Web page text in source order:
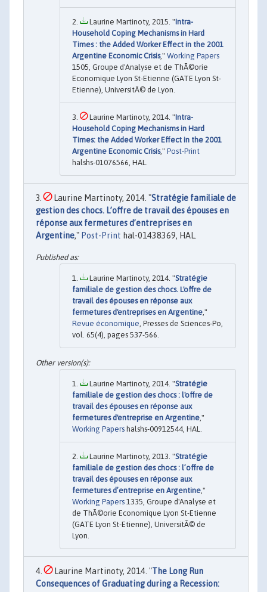
Laurine Martinoty, 2015. "Intra-
Household Coping Mechanisms in Hard
Times : the Added Worker Effect in the 2001
Argentine Economic Crisis," Working Papers
1505, Groupe d'Analyse et de ThÃ©orie
Economique Lyon St-Etienne (GATE Lyon St-
Etienne), UniversitÃ© de Lyon.
Laurine Martinoty, 2014. "Intra-
Household Coping Mechanisms in Hard
Times: the Added Worker Effect in the 2001
Argentine Economic Crisis," Post-Print
halshs-01076566, HAL.
Laurine Martinoty, 2014. "Stratégie familiale de
gestion des chocs. L’offre de travail des épouses en
réponse aux fermetures d’entreprises en
Argentine," Post-Print hal-01438369, HAL.
Laurine Martinoty, 2014. "Stratégie
familiale de gestion des chocs. L'offre de
travail des épouses en réponse aux
fermetures d'entreprises en Argentine ,"
Revue économique , Presses de Sciences-Po,
vol. 65(4), pages 537-566.
Laurine Martinoty, 2014. "Stratégie
familiale de gestion des chocs : l'offre de
travail des épouses en réponse aux
fermetures d'entreprise en Argentine ,"
Working Papers halshs-00912544, HAL.
Laurine Martinoty, 2013. "Stratégie
familiale de gestion des chocs : l’offre de
travail des épouses en réponse aux
fermetures d’entreprise en Argentine ,"
Working Papers 1335, Groupe d'Analyse et
de ThÃ©orie Economique Lyon St-Etienne
(GATE Lyon St-Etienne), UniversitÃ© de
Lyon.
Laurine Martinoty, 2014. "The Long Run
Consequences of Graduating during a Recession: